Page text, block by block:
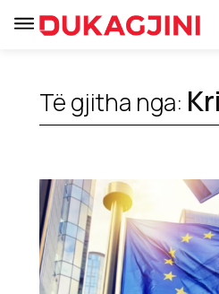
Lajme
Pikëpamje
Art Jete
Të gjitha nga: